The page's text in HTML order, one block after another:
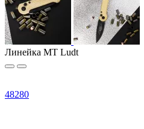
Линейка MT Ludt
48280